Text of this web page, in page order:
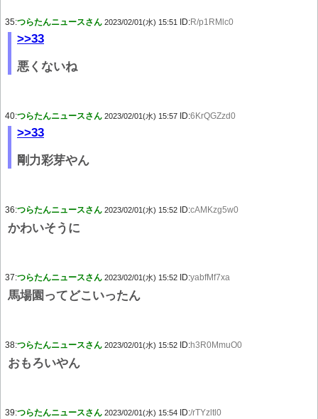
35:つらたんニュースさん 2023/02/01(水) 15:51 ID:R/p1RMlc0
>>33
悪くないね
40:つらたんニュースさん 2023/02/01(水) 15:57 ID:6KrQGZzd0
>>33
剛力彩芽やん
36:つらたんニュースさん 2023/02/01(水) 15:52 ID:cAMKzg5w0
かわいそうに
37:つらたんニュースさん 2023/02/01(水) 15:52 ID:yabfMf7xa
馬場園ってどこいったん
38:つらたんニュースさん 2023/02/01(水) 15:52 ID:h3R0MmuO0
おもろいやん
39:つらたんニュースさん 2023/02/01(水) 15:54 ID:/rTYzltl0